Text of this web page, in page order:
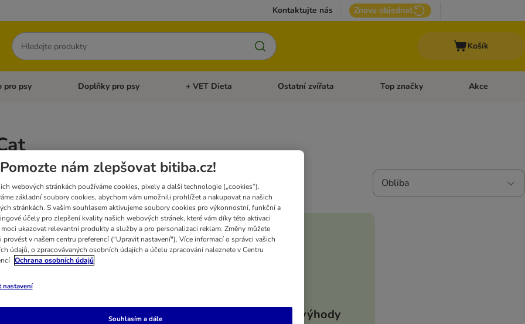
Kontaktujte nás Znovu objednat
Hledat
Košík
Doplňky pro kočky
pro psy Otevřít menu: Krmivo pro psy
Doplňky pro psy Otevřít menu: Doplňky pro psy
+ VET Dieta Otevřít menu: + VET Dieta
Ostatní zvířata Otevřít menu: Ostatní zvířata
Top značky Otevřít menu:
Akce
Obliba
Vaše výhody
Pomozte nám zlepšovat bitiba.cz!
webových stránkách používáme cookies, pixely a další technologie („cookies“).
základní soubory cookies, abychom vám umožnili prohlížet a nakupovat na našich
stránkách. S vaším souhlasem aktivujeme soubory cookies pro výkonnostní, funkční a
účely pro zlepšení kvality našich webových stránek, které vám díky této aktivaci
ukazovat relevantní produkty a služby a pro personalizaci reklam. Změny můžete
provést v našem centru preferencí ("Upravit nastavení"). Více informací o správci vašich
údajů, o zpracovávaných osobních údajích a účelu zpracování naleznete v Centru
Ochrana osobních údajů
nastavení
Souhlasím a dále